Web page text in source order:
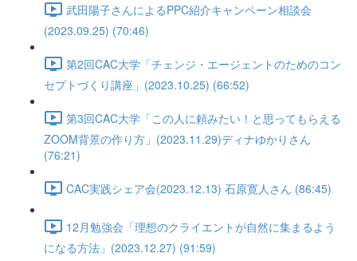
武田陽子さんによるPPC紹介キャンペーン相談会
(2023.09.25) (70:46)
第2回CAC大学「チェンジ・エージェントのためのコン
セプトづくり講座」(2023.10.25) (66:52)
第3回CAC大学「この人に頼みたい！と思ってもらえる
ZOOM背景の作り方」(2023.11.29)ディナゆかりさん
(76:21)
CAC実践シェア会(2023.12.13) 石原寛人さん (86:45)
12月勉強会「理想のクライエントが自然に集まるよう
になる方法」(2023.12.27) (91:59)